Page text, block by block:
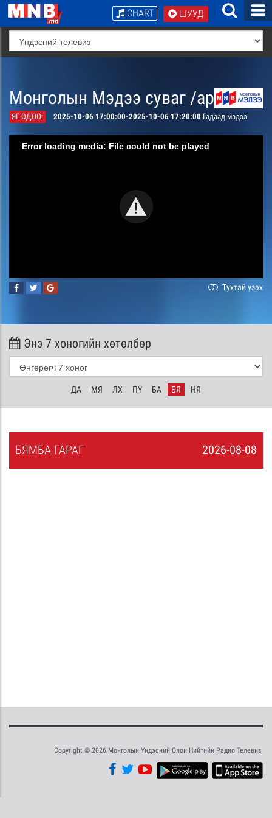
ШУУД
CHART
Монголын Мэдээ суваг /архив/
ЯГ ОДОО: 2025-10-06 17:00:00-2025-10-06 17:20:00 Гадаад мэдээ
Error loading media: File could not be played
Тухтай үзэх
Энэ 7 хоногийн хөтөлбөр
ДА МЯ ЛХ ПҮ БА БЯ НЯ
2026-08-08
БЯМБА ГАРАГ
Copyright © 2026 Монголын Үндэсний Олон Нийтийн Радио Телевиз.